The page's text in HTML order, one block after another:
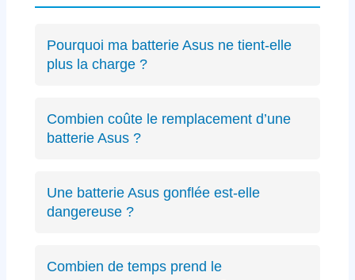
Pourquoi ma batterie Asus ne tient-elle
plus la charge ?
spécifique Asus ou des cycles de charge
excessifs. Undiagnostic précis
Combien coûte le remplacement d’une
batterie Asus ?
à partir de 89€ selon le modèle, avec un devis
transparent avant intervention.
Une batterie Asus gonflée est-elle
dangereuse ?
risques de sécurité. Éteignez immédiatement
Combien de temps prend le